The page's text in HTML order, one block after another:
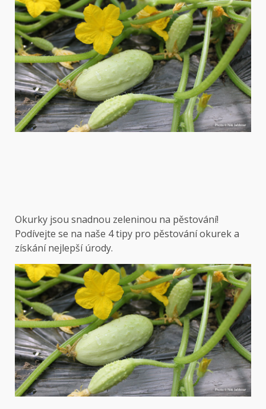
Okurky jsou snadnou zeleninou na pěstování!
Podívejte se na naše 4 tipy pro pěstování okurek a
získání nejlepší úrody.